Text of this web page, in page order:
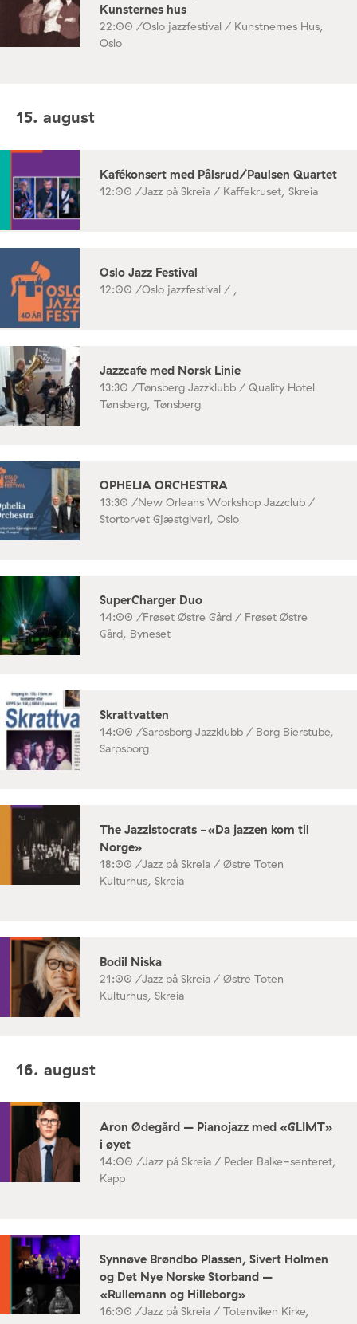
Kunsternes hus
22:00 /Oslo jazzfestival / Kunstnernes Hus,
Oslo
15. august
Kafékonsert med Pålsrud/Paulsen Quartet
12:00 /Jazz på Skreia / Kaffekruset, Skreia
Oslo Jazz Festival
12:00 /Oslo jazzfestival / ,
Jazzcafe med Norsk Linie
13:30 /Tønsberg Jazzklubb / Quality Hotel
Tønsberg, Tønsberg
OPHELIA ORCHESTRA
13:30 /New Orleans Workshop Jazzclub /
Stortorvet Gjæstgiveri, Oslo
SuperCharger Duo
14:00 /Frøset Østre Gård / Frøset Østre
Gård, Byneset
Skrattvatten
14:00 /Sarpsborg Jazzklubb / Borg Bierstube,
Sarpsborg
The Jazzistocrats -«Da jazzen kom til
Norge»
18:00 /Jazz på Skreia / Østre Toten
Kulturhus, Skreia
Bodil Niska
21:00 /Jazz på Skreia / Østre Toten
Kulturhus, Skreia
16. august
Aron Ødegård – Pianojazz med «GLIMT»
i øyet
14:00 /Jazz på Skreia / Peder Balke-senteret,
Kapp
Synnøve Brøndbo Plassen, Sivert Holmen
og Det Nye Norske Storband –
«Rullemann og Hilleborg»
16:00 /Jazz på Skreia / Totenviken Kirke,